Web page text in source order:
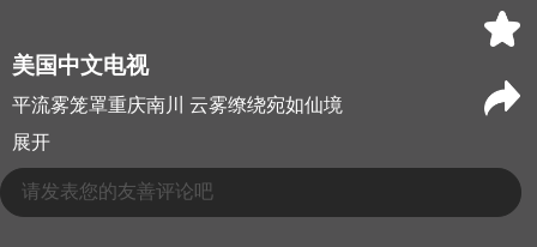
美国中文电视
平流雾笼罩重庆南川 云雾缭绕宛如仙境
展开
请发表您的友善评论吧